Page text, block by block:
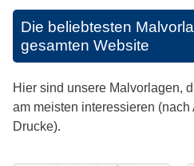
Die beliebtesten
gesamten Website
Hier sind unsere Malvorlagen,
am meisten interessieren
Drucke).